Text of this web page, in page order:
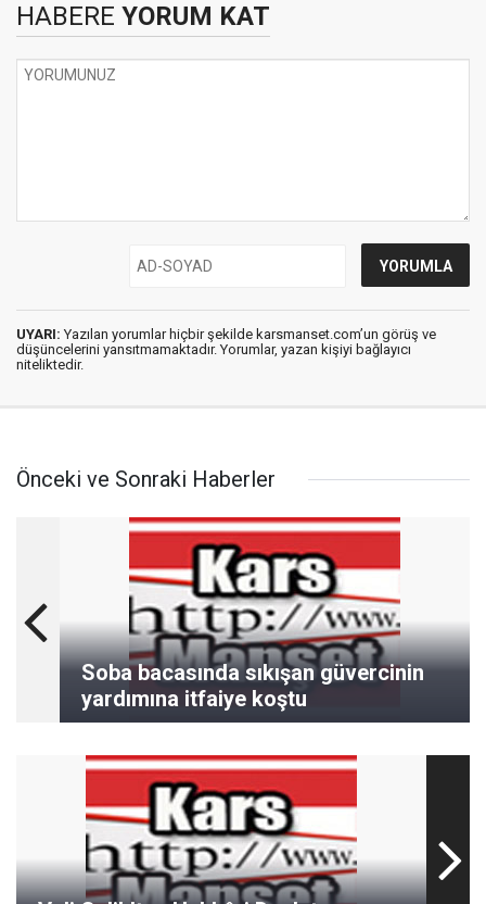
HABERE YORUM KAT
UYARI: Yazılan yorumlar hiçbir şekilde karsmanset.com’un görüş ve
düşüncelerini yansıtmamaktadır. Yorumlar, yazan kişiyi bağlayıcı
niteliktedir.
Önceki ve Sonraki Haberler
Soba bacasında sıkışan güvercinin
yardımına itfaiye koştu